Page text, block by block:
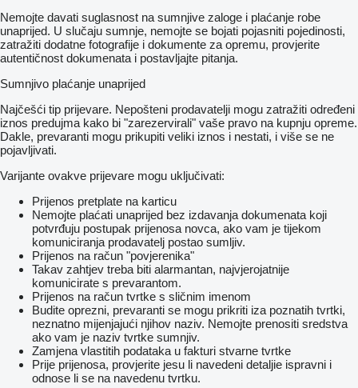
Nemojte davati suglasnost na sumnjive zaloge i plaćanje robe
unaprijed. U slučaju sumnje, nemojte se bojati pojasniti pojedinosti,
zatražiti dodatne fotografije i dokumente za opremu, provjerite
autentičnost dokumenata i postavljajte pitanja.
Sumnjivo plaćanje unaprijed
Najčešći tip prijevare. Nepošteni prodavatelji mogu zatražiti određeni
iznos predujma kako bi "zarezervirali" vaše pravo na kupnju opreme.
Dakle, prevaranti mogu prikupiti veliki iznos i nestati, i više se ne
pojavljivati.
Varijante ovakve prijevare mogu uključivati:
Prijenos pretplate na karticu
Nemojte plaćati unaprijed bez izdavanja dokumenata koji
potvrđuju postupak prijenosa novca, ako vam je tijekom
komuniciranja prodavatelj postao sumljiv.
Prijenos na račun "povjerenika"
Takav zahtjev treba biti alarmantan, najvjerojatnije
komunicirate s prevarantom.
Prijenos na račun tvrtke s sličnim imenom
Budite oprezni, prevaranti se mogu prikriti iza poznatih tvrtki,
neznatno mijenjajući njihov naziv. Nemojte prenositi sredstva
ako vam je naziv tvrtke sumnjiv.
Zamjena vlastitih podataka u fakturi stvarne tvrtke
Prije prijenosa, provjerite jesu li navedeni detaljie ispravni i
odnose li se na navedenu tvrtku.